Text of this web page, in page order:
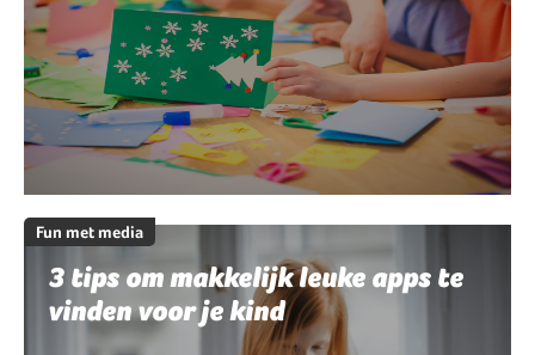
Fun met media
3 tips om makkelijk leuke apps te
vinden voor je kind